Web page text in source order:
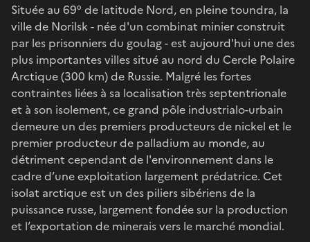
Située au 69° de latitude Nord, en pleine toundra, la
ville de Norilsk - née d'un combinat minier construit
par les prisonniers du goulag - est aujourd'hui une des
plus importantes villes situé au nord du Cercle Polaire
Arctique (300 km) de Russie. Malgré les fortes
contraintes liées à sa localisation très septentrionale
et à son isolement, ce grand pôle industrialo-urbain
demeure un des premiers producteurs de nickel et le
premier producteur de palladium au monde, au
détriment cependant de l'environnement dans le
cadre d’une exploitation largement prédatrice. Cet
isolat arctique est un des piliers sibériens de la
puissance russe, largement fondée sur la production
et l’exportation de minerais vers le marché mondial.